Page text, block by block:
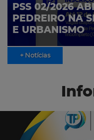
PSS 02/2026
PEDREIRO NA
E URBANISMO
+ Notícias